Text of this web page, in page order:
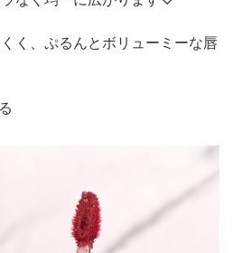
く、ぷるんとボリューミーな唇